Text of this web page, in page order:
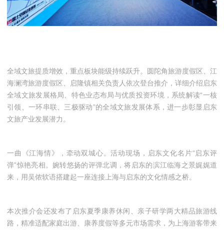
全域文旅提质增效，重点板块能级持续跃升。圆陀角旅游度假区、江
海澜湾旅游度假区、启隆镇相关负责人依次登台推介，详细介绍启东
全域文旅发展格局、特色业态布局与优质投资环境，系统解读“一核
引领、一环串联、三极驱动”的全域文旅发展体系，进一步彰显启东
文旅产业发展潜力。
一曲《江海情》，牵动双城心。活动现场，启东文化名片“启东评
弹”惊艳亮相。婉转悠扬的评弹北调，将启东的滨江临海之景娓娓道
来，用吴侬软语搭建起一座连接上海与启东的文化情感之桥。
本次推介会还发布了启东夏季康养休闲、亲子研学两大精品旅游线
路，精准适配家庭出游、康养度假等多元市场需求，为上海游客带来